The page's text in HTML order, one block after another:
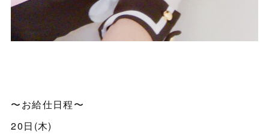
〜お給仕日程〜
20日(木)